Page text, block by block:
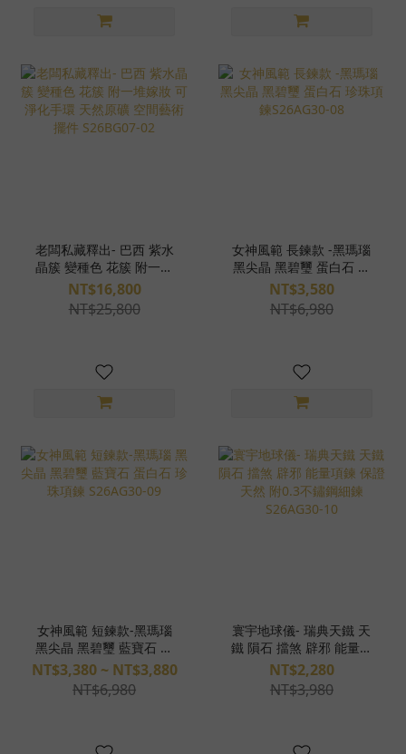
老闆私藏釋出- 巴西 紫水
晶簇 變種色 花簇 附一堆
嫁妝 可淨化手環 天然原礦
空間藝術擺件 S26BG07-
02
NT$16,800
NT$25,800
女神風範 長鍊款 -黑瑪瑙
黑尖晶 黑碧璽 蛋白石 珍
珠項鍊S26AG30-08
NT$3,580
NT$6,980
女神風範 短鍊款-黑瑪瑙
黑尖晶 黑碧璽 藍寶石 蛋
白石 珍珠項鍊 S26AG30-
09
NT$3,380 ~ NT$3,880
NT$6,980
寰宇地球儀- 瑞典天鐵 天
鐵 隕石 擋煞 辟邪 能量項
鍊 保證天然 附0.3不鏽鋼
細鍊 S26AG30-10
NT$2,280
NT$3,980